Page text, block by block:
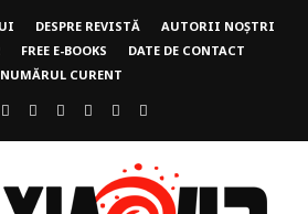
DESPRE REVISTĂ
AUTORII NOȘTRI
FREE E-BOOKS
DATE DE CONTACT
NUMĂRUL CURENT